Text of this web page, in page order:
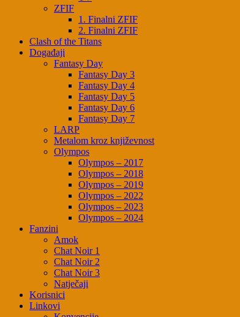
ZFIF
1. Finalni ZFIF
2. Finalni ZFIF
Clash of the Titans
Događaji
Fantasy Day
Fantasy Day 3
Fantasy Day 4
Fantasy Day 5
Fantasy Day 6
Fantasy Day 7
LARP
Metalom kroz književnost
Olympos
Olympos – 2017
Olympos – 2018
Olympos – 2019
Olympos – 2022
Olympos – 2023
Olympos – 2024
Fanzini
Amok
Chat Noir 1
Chat Noir 2
Chat Noir 3
Natječaji
Korisnici
Linkovi